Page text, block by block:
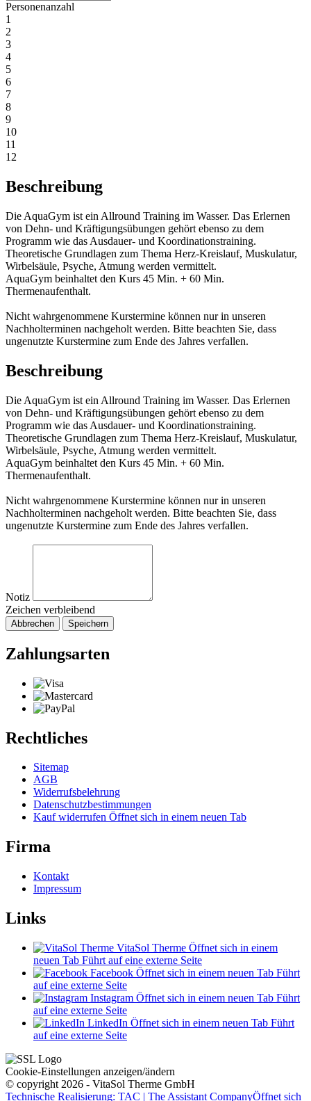
Personenanzahl
1
2
3
4
5
6
7
8
9
10
11
12
Beschreibung
Die AquaGym ist ein Allround Training im Wasser. Das Erlernen
von Dehn- und Kräftigungsübungen gehört ebenso zu dem
Programm wie das Ausdauer- und Koordinationstraining.
Theoretische Grundlagen zum Thema Herz-Kreislauf, Muskulatur,
Wirbelsäule, Psyche, Atmung werden vermittelt.
AquaGym beinhaltet den Kurs 45 Min. + 60 Min.
Thermenaufenthalt.
Nicht wahrgenommene Kurstermine können nur in unseren
Nachholterminen nachgeholt werden. Bitte beachten Sie, dass
ungenutzte Kurstermine zum Ende des Jahres verfallen.
Beschreibung
Die AquaGym ist ein Allround Training im Wasser. Das Erlernen
von Dehn- und Kräftigungsübungen gehört ebenso zu dem
Programm wie das Ausdauer- und Koordinationstraining.
Theoretische Grundlagen zum Thema Herz-Kreislauf, Muskulatur,
Wirbelsäule, Psyche, Atmung werden vermittelt.
AquaGym beinhaltet den Kurs 45 Min. + 60 Min.
Thermenaufenthalt.
Nicht wahrgenommene Kurstermine können nur in unseren
Nachholterminen nachgeholt werden. Bitte beachten Sie, dass
ungenutzte Kurstermine zum Ende des Jahres verfallen.
Notiz
Zeichen verbleibend
Abbrechen Speichern
Zahlungsarten
Rechtliches
Sitemap
AGB
Widerrufsbelehrung
Datenschutzbestimmungen
Kauf widerrufen Öffnet sich in einem neuen Tab
Firma
Kontakt
Impressum
Links
VitaSol Therme Öffnet sich in einem
neuen Tab Führt auf eine externe Seite
Facebook Öffnet sich in einem neuen Tab Führt
auf eine externe Seite
Instagram Öffnet sich in einem neuen Tab Führt
auf eine externe Seite
LinkedIn Öffnet sich in einem neuen Tab Führt
auf eine externe Seite
Cookie-Einstellungen anzeigen/ändern
© copyright 2026 - VitaSol Therme GmbH
Technische Realisierung: TAC | The Assistant CompanyÖffnet sich